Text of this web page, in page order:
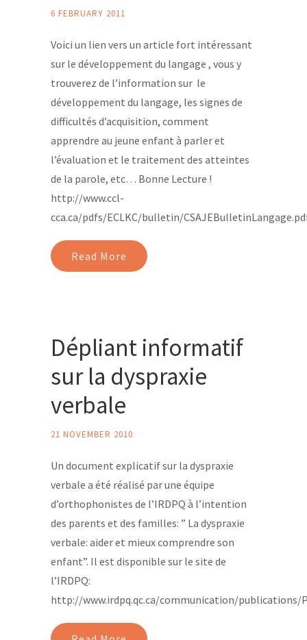
6 FEBRUARY 2011
Voici un lien vers un article fort intéressant
sur le développement du langage , vous y
trouverez de l’information sur le
développement du langage, les signes de
difficultés d’acquisition, comment
apprendre au jeune enfant à parler et
l’évaluation et le traitement des atteintes
de la parole, etc… Bonne Lecture !
http://www.ccl-
cca.ca/pdfs/ECLKC/bulletin/
Read More
Dépliant informatif
sur la dyspraxie
verbale
21 NOVEMBER 2010
Un document explicatif sur la dyspraxie
verbale a été réalisé par une équipe
d’orthophonistes de l’IRDPQ à l’intention
des parents et des familles: ” La dyspraxie
verbale: aider et mieux comprendre son
enfant”. Il est disponible sur le site de
l’IRDPQ:
http://www.irdpq.qc.ca/communication/publications/